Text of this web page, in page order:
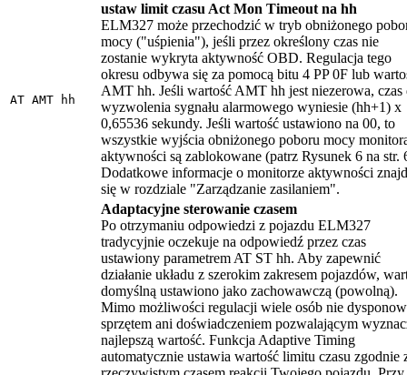
AT AMT hh
ustaw limit czasu Act Mon Timeout na hh
ELM327 może przechodzić w tryb obniżonego
mocy ("uśpienia"), jeśli przez określony czas nie
zostanie wykryta aktywność OBD. Regulacja tego
okresu odbywa się za pomocą bitu 4 PP 0F lub
AMT hh. Jeśli wartość AMT hh jest niezerowa, czas
wyzwolenia sygnału alarmowego wyniesie (hh+1) x
0,65536 sekundy. Jeśli wartość ustawiono na 00, to
wszystkie wyjścia obniżonego poboru mocy
aktywności są zablokowane (patrz Rysunek 6 na str.
Dodatkowe informacje o monitorze aktywności
się w rozdziale "Zarządzanie zasilaniem".
Adaptacyjne sterowanie czasem
Po otrzymaniu odpowiedzi z pojazdu ELM327
tradycyjnie oczekuje na odpowiedź przez czas
ustawiony parametrem AT ST hh. Aby zapewnić
działanie układu z szerokim zakresem pojazdów,
domyślną ustawiono jako zachowawczą (powolną).
Mimo możliwości regulacji wiele osób nie
sprzętem ani doświadczeniem pozwalającym
najlepszą wartość. Funkcja Adaptive Timing
automatycznie ustawia wartość limitu czasu zgodnie